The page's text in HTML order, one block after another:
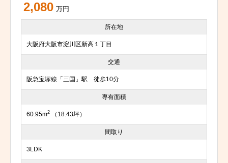
2,080 万円
所在地
大阪府大阪市淀川区新高１丁目
交通
阪急宝塚線「三国」駅 徒歩10分
専有面積
60.95m2 （18.43坪）
間取り
3LDK